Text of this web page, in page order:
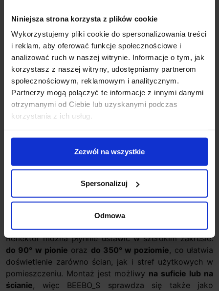
Niniejsza strona korzysta z plików cookie
Wykorzystujemy pliki cookie do spersonalizowania treści
i reklam, aby oferować funkcje społecznościowe i
analizować ruch w naszej witrynie. Informacje o tym, jak
korzystasz z naszej witryny, udostępniamy partnerom
społecznościowym, reklamowym i analitycznym.
Partnerzy mogą połączyć te informacje z innymi danymi
otrzymanymi od Ciebie lub uzyskanymi podczas
korzystania z ich usług.
Zezwól na wszystkie
Spersonalizuj
Odmowa
co w aranżacji najważniejsze: obrazu, detalu na ścianie,
ekspozycji sklepowej, strefy recepcji czy wybranych
fragmentów blatu i ciągów komunikacyjnych. Zamiast
„rozlewać” światło po całym pomieszczeniu, BEEBO_S
pracuje jak narzędzie – kierujesz strumień dokładnie
tam, gdzie chcesz, a wnętrze zyskuje głębię i
profesjonalny charakter.
Za komfort odpowiada transparentny dyfuzor z
poliwęglanu oraz optyka typu Medium Wide Flood
podkreśla obiekt, ale nie tworzy przesadnie ostrej
„plamy”. Zintegrowany moduł LED o mocy 11 W świeci
ciepłą barwą 3000K i oferuje wysokie oddawanie barw
prezentują się naturalnie.
Reflektor można płynnie ustawić w szerokim zakresie:
do 90° w pionie oraz do 350° w poziomie, co ułatwia
doświetlenie zarówno ścian, jak i stref użytkowych w
pomieszczeniu. Montaż jest możliwy na suficie lub na
ścianie, więc BEEBO_S sprawdza się także jako